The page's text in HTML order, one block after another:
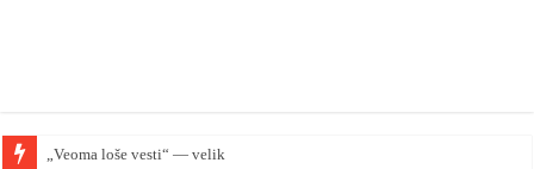
„Veoma loše vesti“ — velika greška Palantira u Rusij